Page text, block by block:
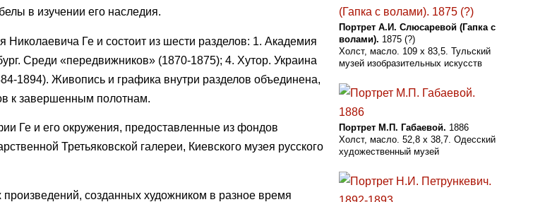
в изучении его наследия.
Ге и состоит из шести разделов: 1. Академия
Среди «передвижников» (1870-1875); 4. Хутор. Украина
1894). Живопись и графика внутри разделов объединена,
к завершенным полотнам.
Ге и его окружения, предоставленные из фондов
Третьяковской галереи, Киевского музея русского
созданных художником в разное время
Портрет А.И. Слюсаревой (Гапка с
волами). 1875 (?)
Холст, масло. 109 х 83,5. Тульский
музей изобразительных искусств
Портрет М.П. Габаевой. 1886
Холст, масло. 52,8 х 38,7. Одесский
художественный музей